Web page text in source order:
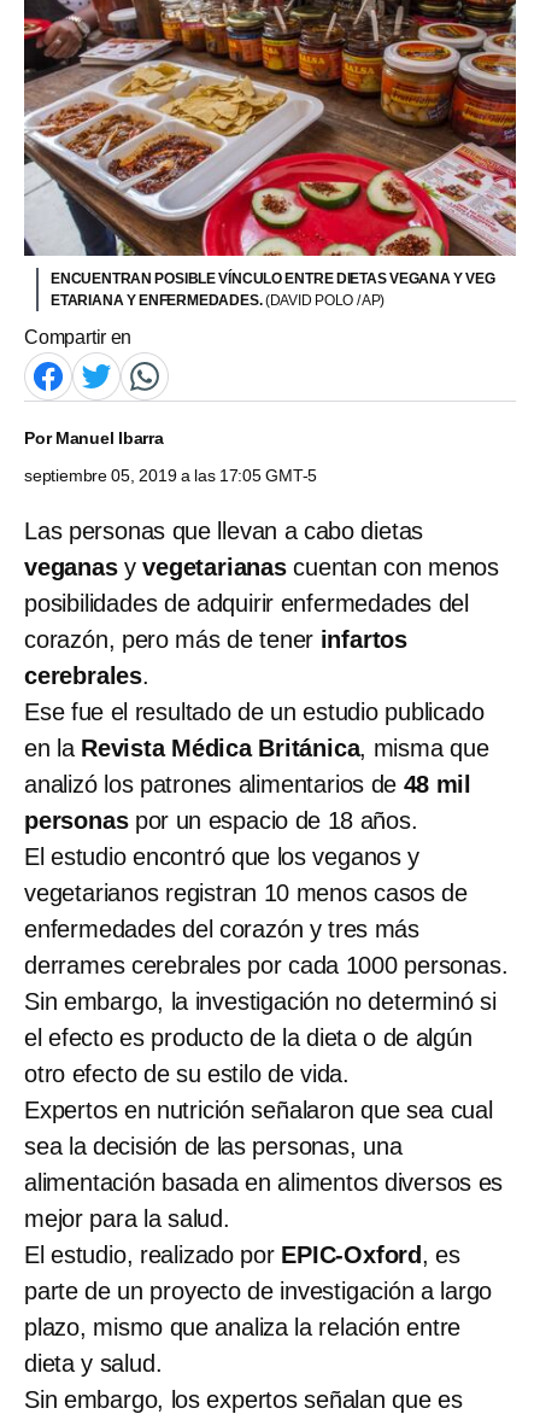
ENCUENTRAN POSIBLE VÍNCULO ENTRE DIETAS VEGANA Y VEG
ETARIANA Y ENFERMEDADES.(DAVID POLO / AP)
Compartir en
PorManuel Ibarra
septiembre 05, 2019 a las 17:05 GMT-5
Las personas que llevan a cabo dietas
veganas yvegetarianascuentan con menos
posibilidades de adquirir enfermedades del
corazón, pero más de tener infartos
cerebrales.
Ese fue el resultado de un estudio publicado
en la Revista Médica Británica, misma que
analizó los patrones alimentarios de 48 mil
personaspor un espacio de 18 años.
El estudio encontró que los veganos y
vegetarianos registran 10 menos casos de
enfermedades del corazón y tres más
derrames cerebrales por cada 1000 personas.
Sin embargo, la investigación no determinó si
el efecto es producto de la dieta o de algún
otro efecto de su estilo de vida.
Expertos en nutrición señalaron que sea cual
sea la decisión de las personas, una
alimentación basada en alimentos diversos es
mejor para la salud.
El estudio, realizado por EPIC-Oxford , es
parte de un proyecto de investigación a largo
plazo, mismo que analiza la relación entre
dieta y salud.
Sin embargo, los expertos señalan que es